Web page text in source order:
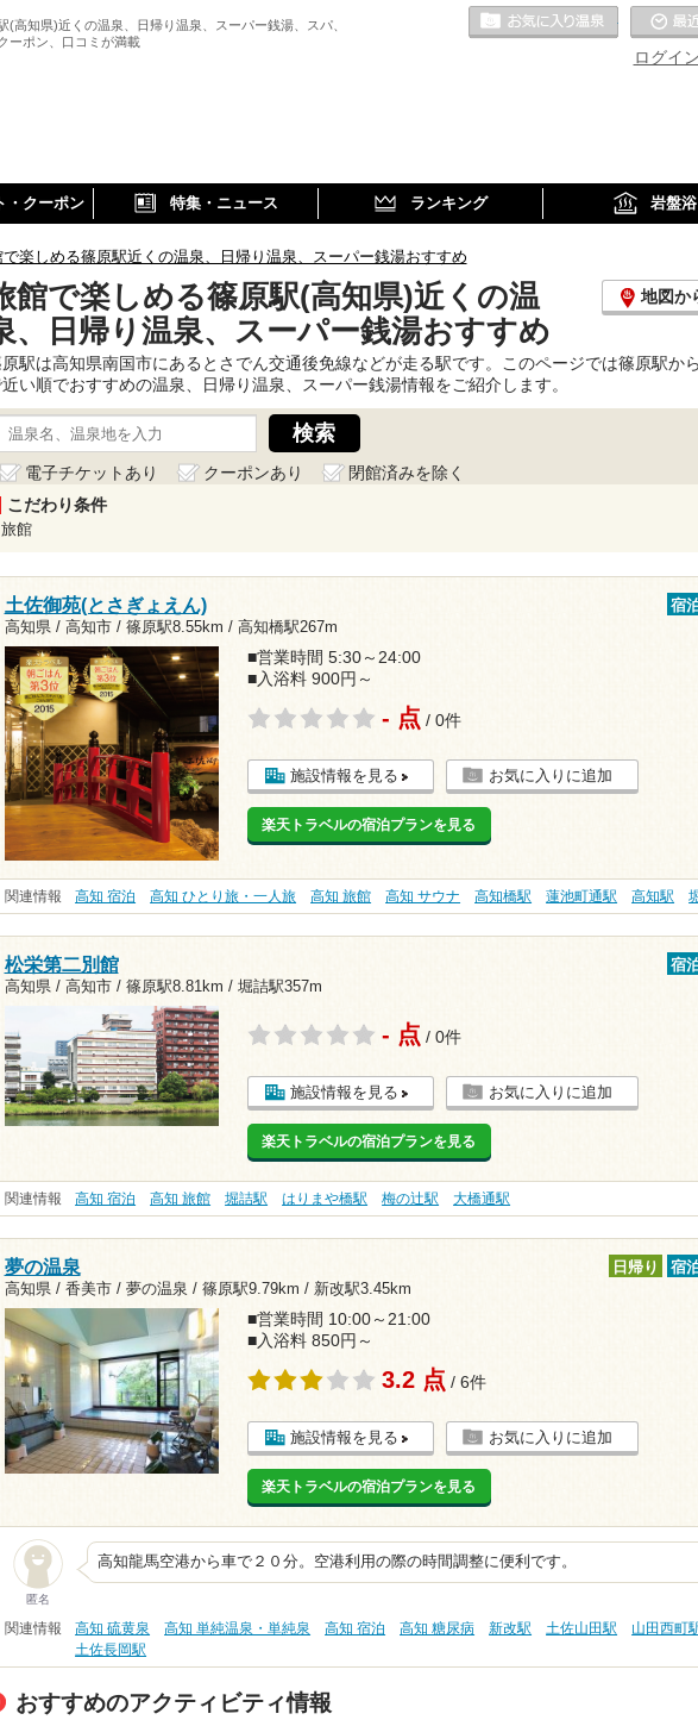
(高知県)近くの温泉、日帰り温泉、スーパー銭湯、スパ、
ーポン、口コミが満載
ログイン
お気に入
・クーポン 特集・ニュース ランキング 岩盤浴
で楽しめる篠原駅近くの温泉、日帰り温泉、スーパー銭湯おすすめ
館で楽しめる篠原駅(高知県)近くの温
、日帰り温泉、スーパー銭湯おすすめ
地図か
駅は高知県南国市にあるとさでん交通後免線などが走る駅です。このページでは篠原駅か
近い順でおすすめの温泉、日帰り温泉、スーパー銭湯情報をご紹介します。
電子チケットあり クーポンあり
閉館済みを除く
こだわり条件
旅館
土佐御苑(とさぎょえん)
高知県 / 高知市 / 篠原駅8.55km / 高知橋駅267m
宿
■営業時間 5:30～24:00
■入浴料 900円～
- 点 / 0件
施設情報を見る お気に入りに追加
楽天トラベルの宿泊プランを見る
関連情報 高知 宿泊 高知 ひとり旅・一人旅 高知 旅館 高知 サウナ 高知橋駅 蓮池町通駅 高知駅
松栄第二別館
高知県 / 高知市 / 篠原駅8.81km / 堀詰駅357m
宿
- 点 / 0件
施設情報を見る お気に入りに追加
楽天トラベルの宿泊プランを見る
関連情報 高知 宿泊 高知 旅館 堀詰駅 はりまや橋駅 梅の辻駅 大橋通駅
夢の温泉
高知県 / 香美市 / 夢の温泉 / 篠原駅9.79km / 新改駅3.45km
日帰り 宿
■営業時間 10:00～21:00
■入浴料 850円～
3.2 点 / 6件
施設情報を見る お気に入りに追加
楽天トラベルの宿泊プランを見る
匿名
高知龍馬空港から車で２０分。空港利用の際の時間調整に便利です。
関連情報 高知 硫黄泉 高知 単純温泉・単純泉 高知 宿泊 高知 糖尿病 新改駅 土佐山田駅
山田西町
土佐長岡駅
おすすめのアクティビティ情報